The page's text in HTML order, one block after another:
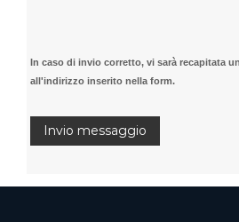
In caso di invio corretto, vi sarà recapitata
all'indirizzo inserito nella form.